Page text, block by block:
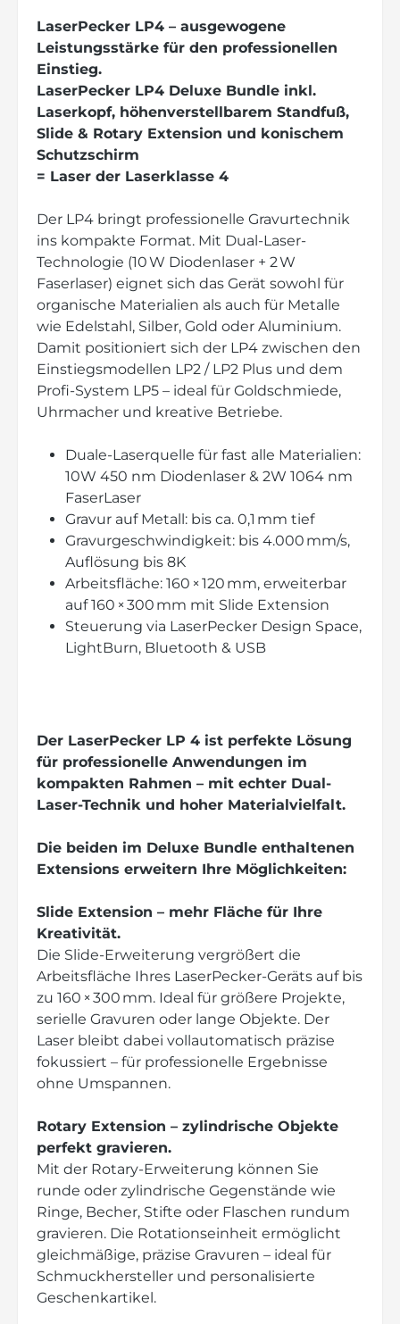
LaserPecker LP4 – ausgewogene
Leistungsstärke für den professionellen
Einstieg.
LaserPecker LP4 Deluxe Bundle inkl.
Laserkopf, höhenverstellbarem Standfuß,
Slide & Rotary Extension und konischem
Schutzschirm
= Laser der Laserklasse 4
Der LP4 bringt professionelle Gravurtechnik
ins kompakte Format. Mit Dual-Laser-
Technologie (10 W Diodenlaser + 2 W
Faserlaser) eignet sich das Gerät sowohl für
organische Materialien als auch für Metalle
wie Edelstahl, Silber, Gold oder Aluminium.
Damit positioniert sich der LP4 zwischen den
Einstiegsmodellen LP2 / LP2 Plus und dem
Profi-System LP5 – ideal für Goldschmiede,
Uhrmacher und kreative Betriebe.
Duale-Laserquelle für fast alle Materialien:
10W 450 nm Diodenlaser & 2W 1064 nm
FaserLaser
Gravur auf Metall: bis ca. 0,1 mm tief
Gravurgeschwindigkeit: bis 4.000 mm/s,
Auflösung bis 8K
Arbeitsfläche: 160 × 120 mm, erweiterbar
auf 160 × 300 mm mit Slide Extension
Steuerung via LaserPecker Design Space,
LightBurn, Bluetooth & USB
Der LaserPecker LP 4 ist perfekte Lösung
für professionelle Anwendungen im
kompakten Rahmen – mit echter Dual-
Laser-Technik und hoher Materialvielfalt.
Die beiden im Deluxe Bundle enthaltenen
Extensions erweitern Ihre Möglichkeiten:
Slide Extension – mehr Fläche für Ihre
Kreativität.
Die Slide-Erweiterung vergrößert die
Arbeitsfläche Ihres LaserPecker-Geräts auf bis
zu 160 × 300 mm. Ideal für größere Projekte,
serielle Gravuren oder lange Objekte. Der
Laser bleibt dabei vollautomatisch präzise
fokussiert – für professionelle Ergebnisse
ohne Umspannen.
Rotary Extension – zylindrische Objekte
perfekt gravieren.
Mit der Rotary-Erweiterung können Sie
runde oder zylindrische Gegenstände wie
Ringe, Becher, Stifte oder Flaschen rundum
gravieren. Die Rotationseinheit ermöglicht
gleichmäßige, präzise Gravuren – ideal für
Schmuckhersteller und personalisierte
Geschenkartikel.